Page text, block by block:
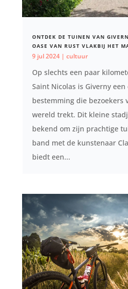
ONTDEK DE TUINEN VAN
OASE VAN RUST VLAKBIJ HET
9 jul 2024| cultuur
Op slechts een paar
Saint Nicolas is Giverny
bestemming die bezoekers
wereld trekt. Dit kleine
bekend om zijn prachtige
band met de kunstenaar
biedt een...